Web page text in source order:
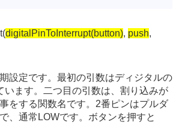
digitalPinToInterrupt(button), push,
設定です。最初の引数はディジタルの
います。二つ目の引数は、割り込みが
をする関数名です。2番ピンはプルダ
、通常LOWです。ボタンを押すと